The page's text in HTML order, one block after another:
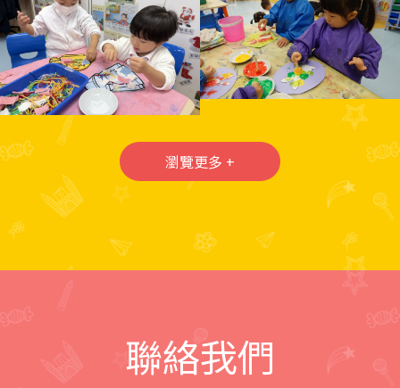
瀏覽更多 +
聯絡我們